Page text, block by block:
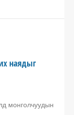
наядыг
монголчуудын